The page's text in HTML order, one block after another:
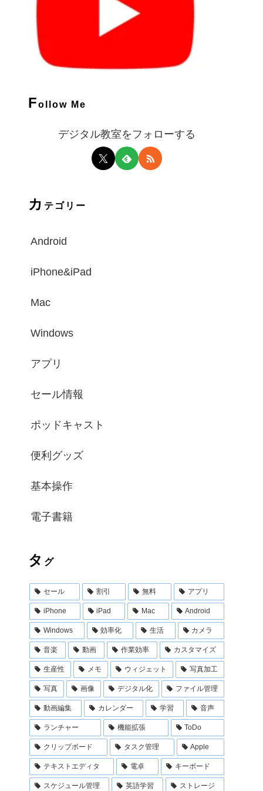
Follow Me
デジタル教室をフォローする
カ テゴリー
Android
iPhone&iPad
Mac
Windows
アプリ
セール情報
ポッドキャスト
便利グッズ
基本操作
電子書籍
タ グ
セール 割引 無料 アプリ
iPhone iPad Mac Android
Windows 効率化 生活 カメラ
音楽 動画 作業効率 カスタマイズ
生産性 メモ ウィジェット 写真加工
写真 画像 デジタル化 ファイル管理
動画編集 カレンダー 学習 音声
ランチャー 機能拡張 ToDo
クリップボード タスク管理 Apple
テキストエディタ 電卓 キーボード
スケジュール管理 英語学習 ストレージ